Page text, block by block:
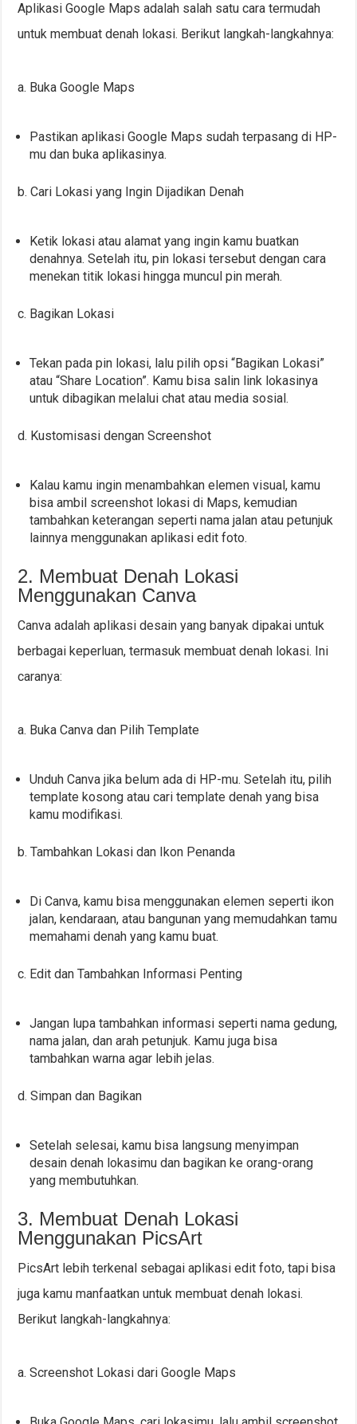
Aplikasi Google Maps adalah salah satu cara termudah
untuk membuat denah lokasi. Berikut langkah-langkahnya:
a. Buka Google Maps
Pastikan aplikasi Google Maps sudah terpasang di HP-
mu dan buka aplikasinya.
b. Cari Lokasi yang Ingin Dijadikan Denah
Ketik lokasi atau alamat yang ingin kamu buatkan
denahnya. Setelah itu, pin lokasi tersebut dengan cara
menekan titik lokasi hingga muncul pin merah.
c. Bagikan Lokasi
Tekan pada pin lokasi, lalu pilih opsi “Bagikan Lokasi”
atau “Share Location”. Kamu bisa salin link lokasinya
untuk dibagikan melalui chat atau media sosial.
d. Kustomisasi dengan Screenshot
Kalau kamu ingin menambahkan elemen visual, kamu
bisa ambil screenshot lokasi di Maps, kemudian
tambahkan keterangan seperti nama jalan atau petunjuk
lainnya menggunakan aplikasi edit foto.
2. Membuat Denah Lokasi
Menggunakan Canva
Canva adalah aplikasi desain yang banyak dipakai untuk
berbagai keperluan, termasuk membuat denah lokasi. Ini
caranya:
a. Buka Canva dan Pilih Template
Unduh Canva jika belum ada di HP-mu. Setelah itu, pilih
template kosong atau cari template denah yang bisa
kamu modifikasi.
b. Tambahkan Lokasi dan Ikon Penanda
Di Canva, kamu bisa menggunakan elemen seperti ikon
jalan, kendaraan, atau bangunan yang memudahkan tamu
memahami denah yang kamu buat.
c. Edit dan Tambahkan Informasi Penting
Jangan lupa tambahkan informasi seperti nama gedung,
nama jalan, dan arah petunjuk. Kamu juga bisa
tambahkan warna agar lebih jelas.
d. Simpan dan Bagikan
Setelah selesai, kamu bisa langsung menyimpan
desain denah lokasimu dan bagikan ke orang-orang
yang membutuhkan.
3. Membuat Denah Lokasi
Menggunakan PicsArt
PicsArt lebih terkenal sebagai aplikasi edit foto, tapi bisa
juga kamu manfaatkan untuk membuat denah lokasi.
Berikut langkah-langkahnya:
a. Screenshot Lokasi dari Google Maps